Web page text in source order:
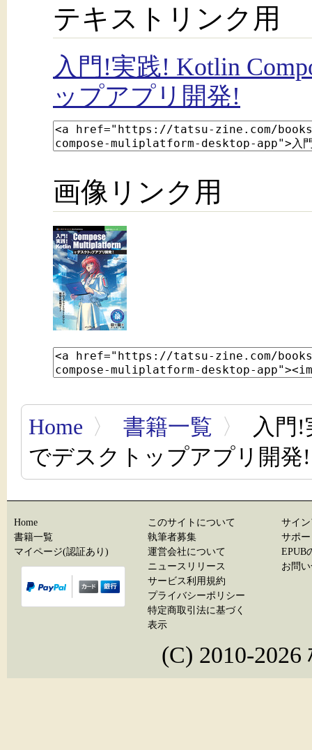
テキストリンク用
入門!実践! Kotlin
ップアプリ開発!
画像リンク用
Home 〉 書籍一覧 〉
入門!
でデスクトップアプリ開発!
Home
書籍一覧
マイページ(認証あり)
このサイトについて
執筆者募集
運営会社について
ニュースリリース
サービス利用規約
プライバシーポリシー
特定商取引法に基づく
表示
サイ
サポ
EPUB
お問
(C) 2010-